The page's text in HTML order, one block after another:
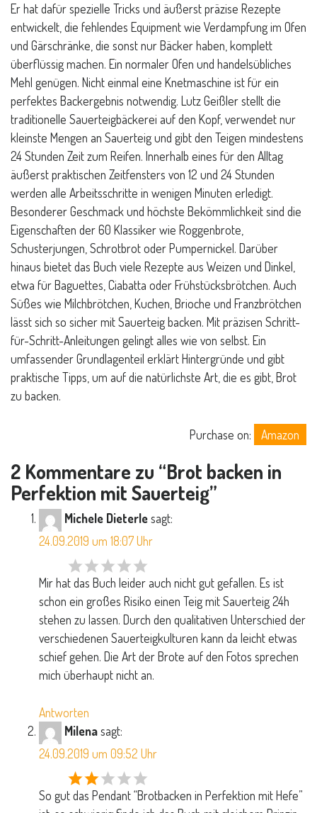
Er hat dafür spezielle Tricks und äußerst präzise Rezepte
entwickelt, die fehlendes Equipment wie Verdampfung im Ofen
und Gärschränke, die sonst nur Bäcker haben, komplett
überflüssig machen. Ein normaler Ofen und handelsübliches
Mehl genügen. Nicht einmal eine Knetmaschine ist für ein
perfektes Backergebnis notwendig. Lutz Geißler stellt die
traditionelle Sauerteigbäckerei auf den Kopf, verwendet nur
kleinste Mengen an Sauerteig und gibt den Teigen mindestens
24 Stunden Zeit zum Reifen. Innerhalb eines für den Alltag
äußerst praktischen Zeitfensters von 12 und 24 Stunden
werden alle Arbeitsschritte in wenigen Minuten erledigt.
Besonderer Geschmack und höchste Bekömmlichkeit sind die
Eigenschaften der 60 Klassiker wie Roggenbrote,
Schusterjungen, Schrotbrot oder Pumpernickel. Darüber
hinaus bietet das Buch viele Rezepte aus Weizen und Dinkel,
etwa für Baguettes, Ciabatta oder Frühstücksbrötchen. Auch
Süßes wie Milchbrötchen, Kuchen, Brioche und Franzbrötchen
lässt sich so sicher mit Sauerteig backen. Mit präzisen Schritt-
für-Schritt-Anleitungen gelingt alles wie von selbst. Ein
umfassender Grundlagenteil erklärt Hintergründe und gibt
praktische Tipps, um auf die natürlichste Art, die es gibt, Brot
zu backen.
Purchase on: Amazon
2 Kommentare zu “Brot backen in
Perfektion mit Sauerteig”
Michele Dieterlesagt:
24.09.2019 um 18:07 Uhr
Mir hat das Buch leider auch nicht gut gefallen. Es ist
schon ein großes Risiko einen Teig mit Sauerteig 24h
stehen zu lassen. Durch den qualitativen Unterschied der
verschiedenen Sauerteigkulturen kann da leicht etwas
schief gehen. Die Art der Brote auf den Fotos sprechen
mich überhaupt nicht an.
Antworten
Milenasagt:
24.09.2019 um 09:52 Uhr
So gut das Pendant “Brotbacken in Perfektion mit Hefe”